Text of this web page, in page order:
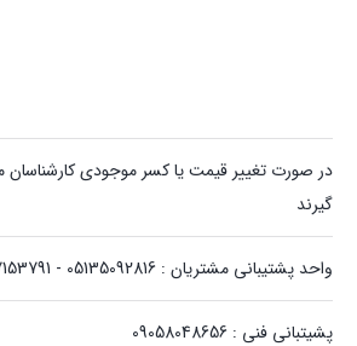
در صورت تغییر قیمت یا کسر موجودی کارشناسان
گیرند
واحد پشتیبانی مشتریان : 05135092816 - 09157153791
پشیتبانی فنی : 09058048656